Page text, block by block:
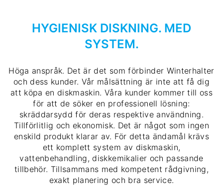
HYGIENISK DISKNING. MED
SYSTEM.
Höga anspråk. Det är det som förbinder Winterhalter
och dess kunder. Vår målsättning är inte att få dig
att köpa en diskmaskin. Våra kunder kommer till oss
för att de söker en professionell lösning:
skräddarsydd för deras respektive användning.
Tillförlitlig och ekonomisk. Det är något som ingen
enskild produkt klarar av. För detta ändamål krävs
ett komplett system av diskmaskin,
vattenbehandling, diskkemikalier och passande
tillbehör. Tillsammans med kompetent rådgivning,
exakt planering och bra service.